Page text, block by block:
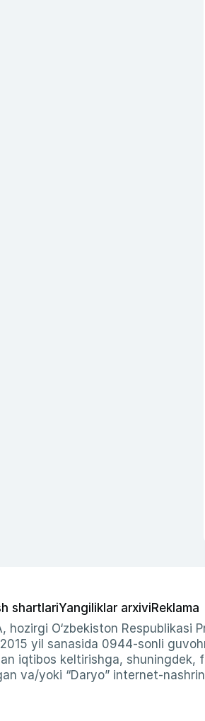
shartlariYangiliklar arxiviReklama
O‘zbekiston Respublikasi
yil sanasida 0944-sonli
iqtibos keltirishga,
va/yoki “Daryo” internet-